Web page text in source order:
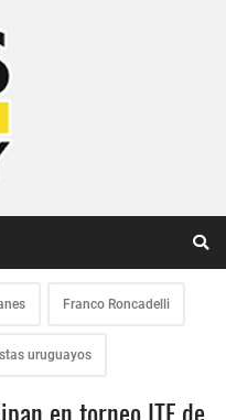
Franco Roncadelli
uruguayos